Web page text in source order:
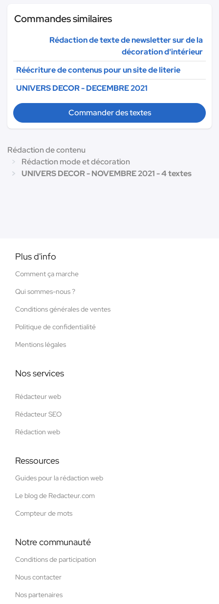
Commandes similaires
Rédaction de texte de newsletter sur de la
décoration d'intérieur
Réécriture de contenus pour un site de literie
UNIVERS DECOR - DECEMBRE 2021
Commander des textes
Rédaction de contenu
Rédaction mode et décoration
UNIVERS DECOR - NOVEMBRE 2021 - 4 textes
Plus d'info
Comment ça marche
Qui sommes-nous ?
Conditions générales de ventes
Politique de confidentialité
Mentions légales
Nos services
Rédacteur web
Rédacteur SEO
Rédaction web
Ressources
Guides pour la rédaction web
Le blog de Redacteur.com
Compteur de mots
Notre communauté
Conditions de participation
Nous contacter
Nos partenaires